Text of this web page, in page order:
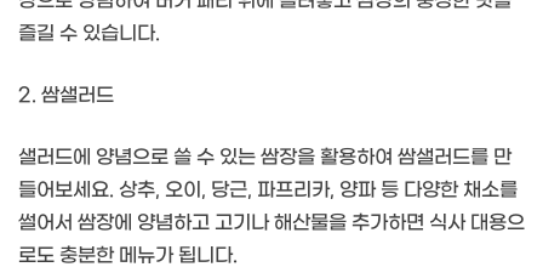
즐길 수 있습니다.
2. 쌈샐러드
샐러드에 양념으로 쓸 수 있는 쌈장을 활용하여 쌈샐러드를 만
들어보세요. 상추, 오이, 당근, 파프리카, 양파 등 다양한 채소를
썰어서 쌈장에 양념하고 고기나 해산물을 추가하면 식사 대용으
로도 충분한 메뉴가 됩니다.